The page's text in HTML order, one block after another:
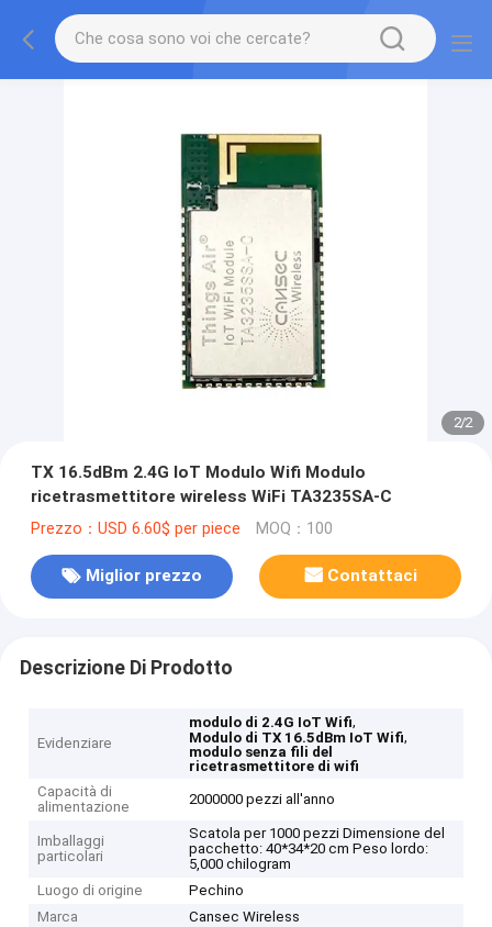
2/2
TX 16.5dBm 2.4G IoT Modulo Wifi Modulo
ricetrasmettitore wireless WiFi TA3235SA-C
Prezzo：USD 6.60$ per piece MOQ：100
Miglior prezzo Contattaci
Descrizione Di Prodotto
Evidenziare
modulo di 2.4G IoT Wifi,
Modulo di TX 16.5dBm IoT Wifi,
modulo senza fili del
ricetrasmettitore di wifi
Capacità di
alimentazione
2000000 pezzi all'anno
Imballaggi
particolari
Scatola per 1000 pezzi Dimensione del
pacchetto: 40*34*20 cm Peso lordo:
5,000 chilogram
Luogo di origine
Pechino
Marca
Cansec Wireless